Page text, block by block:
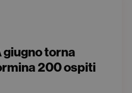
giugno torna
200 ospiti